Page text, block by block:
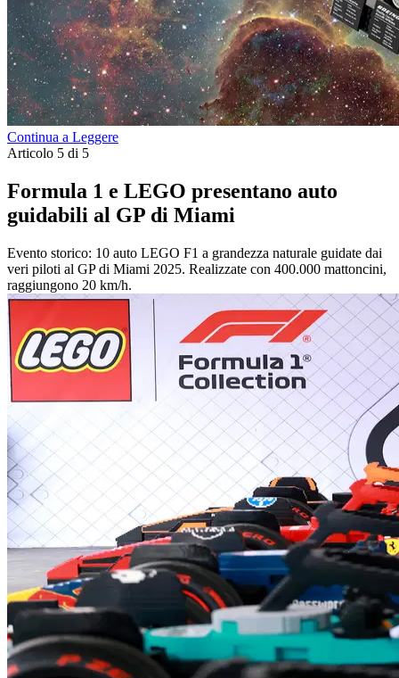
Continua a Leggere
Articolo 5 di 5
Formula 1 e LEGO presentano auto
guidabili al GP di Miami
Evento storico: 10 auto LEGO F1 a grandezza naturale guidate dai
veri piloti al GP di Miami 2025. Realizzate con 400.000 mattoncini,
raggiungono 20 km/h.